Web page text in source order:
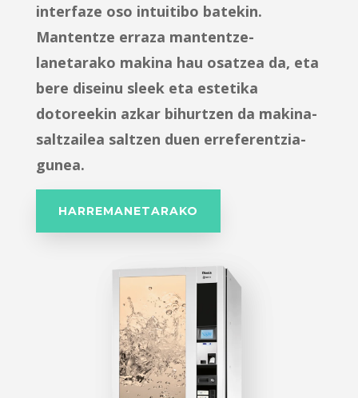
interfaze oso intuitibo batekin.
Mantentze erraza mantentze-
lanetarako makina hau osatzea da, eta
bere diseinu sleek eta estetika
dotoreekin azkar bihurtzen da makina-
saltzailea saltzen duen erreferentzia-
gunea.
HARREMANETARAKO